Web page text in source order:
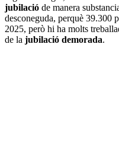
jubilació de manera
desconeguda, perquè 39.300
2025, però hi ha molts
de la jubilació demorada.